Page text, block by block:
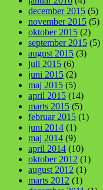
december 2015 (5)
november 2015 (5)
oktober 2015 (2)
september 2015 (5)
august 2015 (3)
juli 2015 (6)
juni 2015 (2)
maj 2015 (5)
april 2015 (14)
marts 2015 (5)
februar 2015 (1)
juni 2014 (1)
maj 2014 (9)
april 2014 (10)
oktober 2012 (1)
august 2012 (1)
marts 2012 (1)